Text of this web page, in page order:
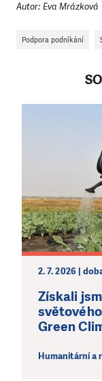
Autor: Eva Mrázková
Podpora podnikání
2. 7. 2026 |
Získali
Green
Humanitární a